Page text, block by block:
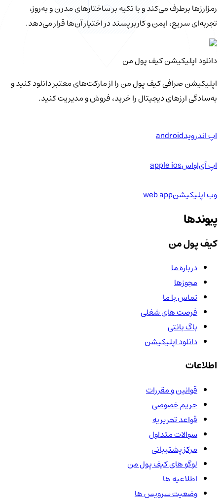
رمزارزها برطرف می‌کند و با تکیه بر ساختارهای مدرن و به‌روز،
تجربه‌ای سریع، ایمن و کاربرپسند در اختیار آن‌ها قرار می‌دهد.
دانلود اپلیکیشن کیف‌ پول من
اپلیکیشن صرافی کیف پول من را از مارکت‌های معتبر دانلود کنید و
به‌سادگی ارزهای دیجیتال را خرید، فروش و مدیریت کنید.
اپ اندرویدandroid
اپ آی‌او‌اسapple ios
وب اپلیکیشنweb app
پیوندها
کیف پول من
درباره ما
مجوزها
تماس با ما
فرصت های شغلی
باگ بانتی
دانلود اپلیکیشن
اطلاعات
قوانین و مقررات
حریم خصوصی
قواعد تحریریه
سوالات متداول
مرکز پشتیبانی
لوگو های کیف پول من
اطلاعیه ها
وضعیت سرویس ها